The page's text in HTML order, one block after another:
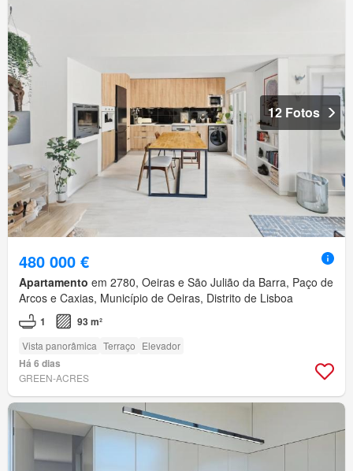
12 Fotos
480 000 €
Apartamento em 2780, Oeiras e São Julião da Barra, Paço de
Arcos e Caxias, Município de Oeiras, Distrito de Lisboa
1 93 m²
Vista panorâmica Terraço Elevador
Há 6 dias
GREEN-ACRES